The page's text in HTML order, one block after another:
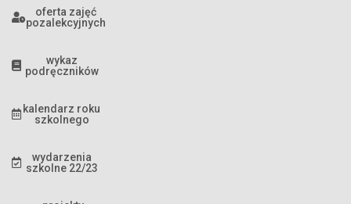
oferta zajęć
pozalekcyjnych
wykaz
podręczników
kalendarz roku
szkolnego
wydarzenia
szkolne 22/23